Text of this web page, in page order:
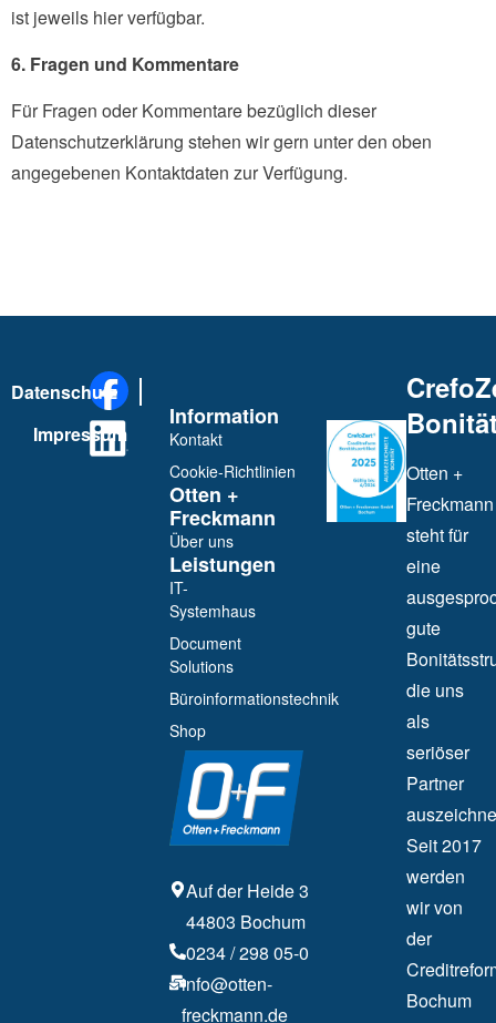
ist jeweils hier verfügbar.
6. Fragen und Kommentare
Für Fragen oder Kommentare bezüglich dieser
Datenschutzerklärung stehen wir gern unter den oben
angegebenen Kontaktdaten zur Verfügung.
Otten +
Freckmann
steht für
eine
gute
die uns
als
seriöser
Partner
Seit 2017
werden
wir von
der
Bochum
Auf der Heide 3
44803 Bochum
0234 / 298 05-0
info@otten-
freckmann.de
Otten +
Freckmann
Über uns
Leistungen
IT-
Systemhaus
Document
Solutions
Büroinformationstechnik
Shop
Information
Kontakt
Cookie-Richtlinien
Datenschutz
Impressum